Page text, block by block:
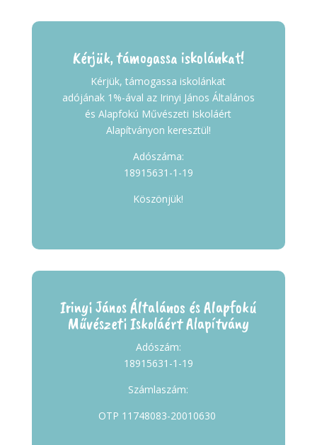
Kérjük, támogassa iskolánkat!
Kérjük, támogassa iskolánkat
adójának 1%-ával az Irinyi János Általános
és Alapfokú Művészeti Iskoláért
Alapítványon keresztül!
Adószáma:
18915631-1-19
Köszönjük!
Irinyi János Általános és Alapfokú
Művészeti Iskoláért Alapítvány
Adószám:
18915631-1-19
Számlaszám:
OTP 11748083-20010630